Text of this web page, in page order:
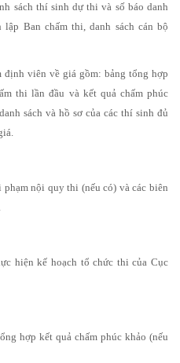
sách thí sinh dự thi và số báo danh
Ban chấm thi, danh sách cán bộ
định viên về giá gồm: bảng tổng hợp
thi lần đầu và kết quả chấm phúc
sách và hồ sơ của các thí sinh đủ
nội quy thi (nếu có) và các biên
hiện kế hoạch tổ chức thi của Cục
hợp kết quả chấm phúc khảo (nếu